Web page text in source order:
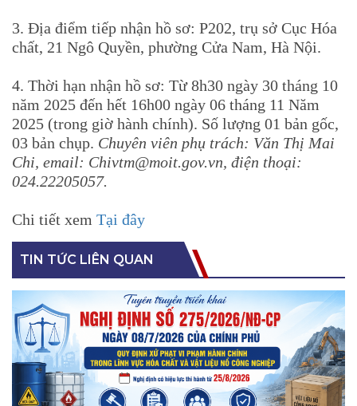
3. Địa điểm tiếp nhận hồ sơ: P202, trụ sở Cục Hóa
chất, 21 Ngô Quyền, phường Cửa Nam, Hà Nội.
4. Thời hạn nhận hồ sơ: Từ 8h30 ngày 30 tháng 10
năm 2025 đến hết 16h00 ngày 06 tháng 11 Năm
2025 (trong giờ hành chính). Số lượng 01 bản gốc,
03 bản chụp. Chuyên viên phụ trách: Văn Thị Mai
Chi, email: Chivtm@moit.gov.vn, điện thoại:
024.22205057.
Chi tiết xem Tại đây
TIN TỨC LIÊN QUAN